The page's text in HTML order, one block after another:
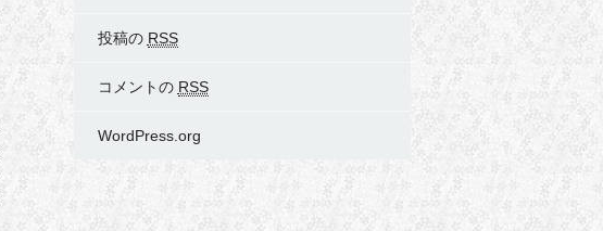
投稿の RSS
コメントの RSS
WordPress.org